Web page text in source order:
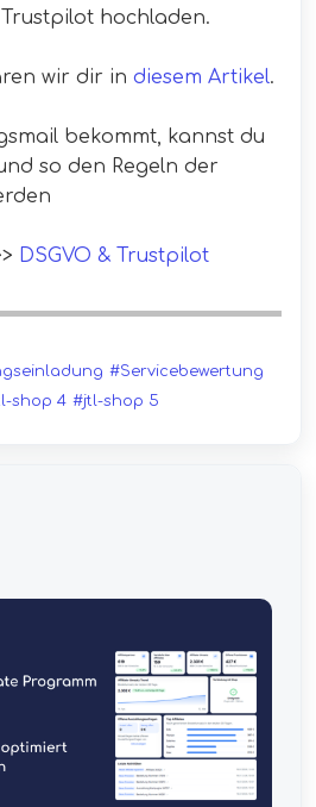
hochladen.
wir dir in diesem Artikel.
bekommt, kannst du
so den Regeln der
DSGVO & Trustpilot
#Servicebewertung
shop 4 #jtl-shop 5